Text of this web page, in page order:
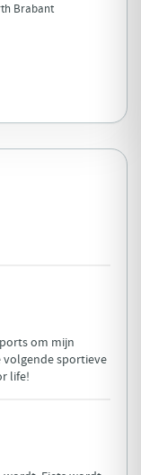
Brabant
om mijn
sportieve
life!